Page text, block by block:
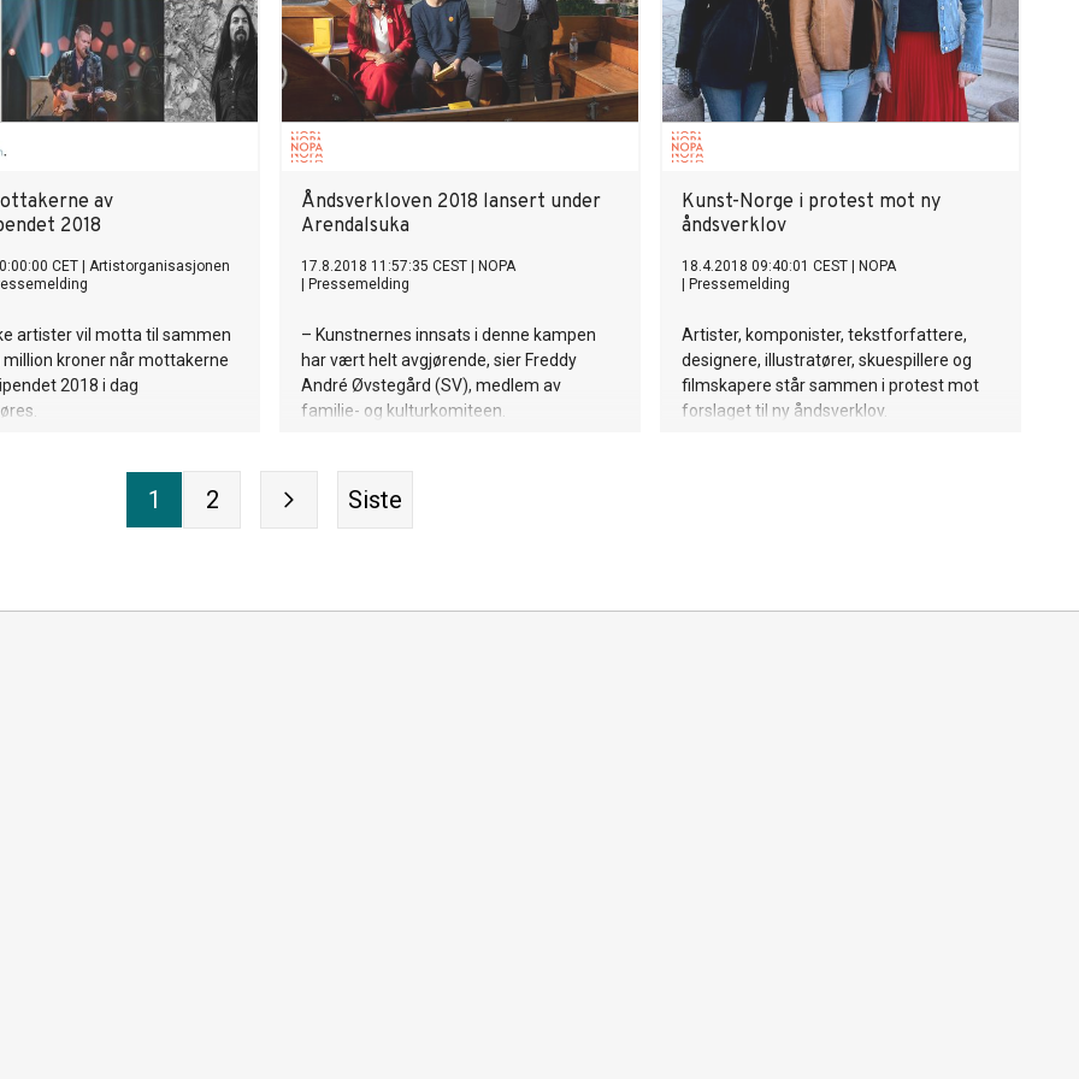
av
2018
CET
Artistorganisasjonen
artister vil motta til sammen
million kroner når mottakerne
2018 i dag
Åndsverkloven 2018 lansert under
Arendalsuka
17.8.2018 11:57:35 CEST
NOPA
Pressemelding
– Kunstnernes innsats i denne kampen
har vært helt avgjørende, sier Freddy
André Øvstegård (SV), medlem av
familie- og kulturkomiteen.
Kunst-Norge i protest mot ny
åndsverklov
18.4.2018 09:40:01 CEST
NOPA
Pressemelding
Artister, komponister, tekstforfattere,
designere, illustratører, skuespillere og
filmskapere står sammen i protest mot
forslaget til ny åndsverklov.
1 2 Siste